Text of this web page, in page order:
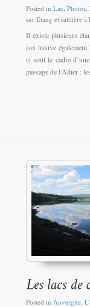
Posted in Lac Photos
sur Étang et sablière
Il existe plusieurs
(on trouve
ci sont le cadre
passage de l’Allier :
Posted in Auvergne